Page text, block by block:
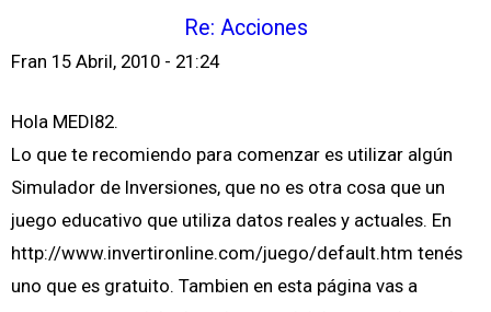
Re: Acciones
Fran 15 Abril, 2010 - 21:24
Hola MEDI82.
Lo que te recomiendo para comenzar es utilizar algún
Simulador de Inversiones, que no es otra cosa que un
juego educativo que utiliza datos reales y actuales. En
http://www.invertironline.com/juego/default.htm tenés
uno que es gratuito. Tambien en esta página vas a